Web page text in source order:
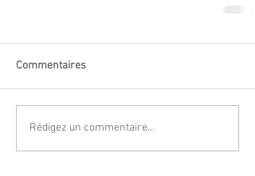
Commentaires
Rédigez un commentaire...